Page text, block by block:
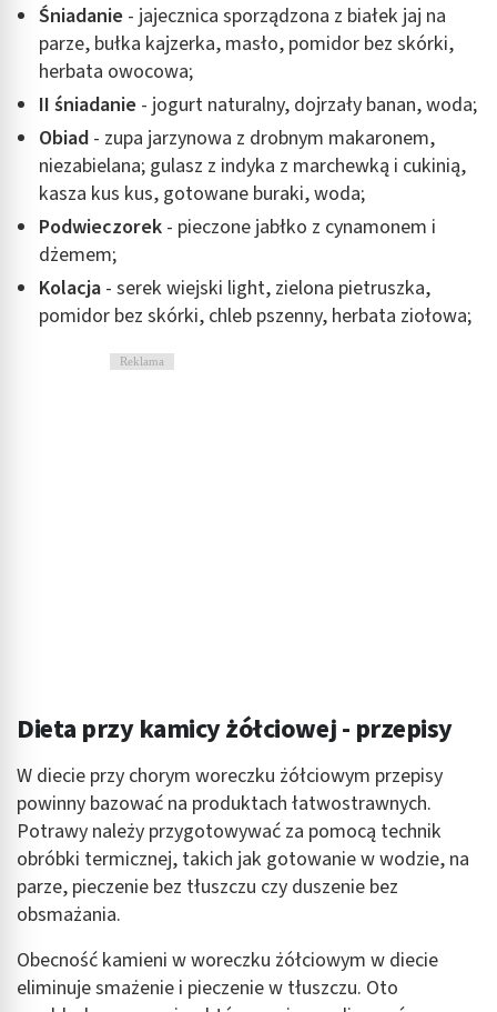
Śniadanie - jajecznica sporządzona z białek jaj na
parze, bułka kajzerka, masło, pomidor bez skórki,
herbata owocowa;
II śniadanie - jogurt naturalny, dojrzały banan, woda;
Obiad - zupa jarzynowa z drobnym makaronem,
niezabielana; gulasz z indyka z marchewką i cukinią,
kasza kus kus, gotowane buraki, woda;
Podwieczorek - pieczone jabłko z cynamonem i
dżemem;
Kolacja - serek wiejski light, zielona pietruszka,
pomidor bez skórki, chleb pszenny, herbata ziołowa;
Reklama
Dieta przy kamicy żółciowej - przepisy
W diecie przy chorym woreczku żółciowym przepisy
powinny bazować na produktach łatwostrawnych.
Potrawy należy przygotowywać za pomocą technik
obróbki termicznej, takich jak gotowanie w wodzie, na
parze, pieczenie bez tłuszczu czy duszenie bez
obsmażania.
Obecność kamieni w woreczku żółciowym w diecie
eliminuje smażenie i pieczenie w tłuszczu. Oto